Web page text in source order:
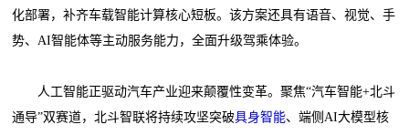
化部署，补齐车载智能计算核心短板。该方案还具有语音、视觉、手
势、AI智能体等主动服务能力，全面升级驾乘体验。
人工智能正驱动汽车产业迎来颠覆性变革。聚焦“汽车智能+北斗
通导”双赛道，北斗智联将持续攻坚突破具身智能、端侧AI大模型核